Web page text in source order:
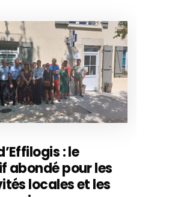
: le
abondé pour les
locales et les